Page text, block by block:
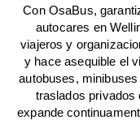
Con OsaBus,
autocares en
viajeros y
y hace asequible el
autobuses,
traslados privados
expande